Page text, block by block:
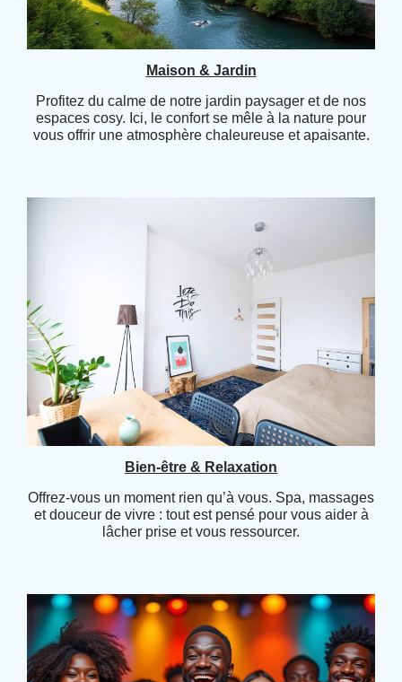
Maison & Jardin
Profitez du calme de notre jardin paysager et de nos
espaces cosy. Ici, le confort se mêle à la nature pour
vous offrir une atmosphère chaleureuse et apaisante.
Bien-être & Relaxation
Offrez-vous un moment rien qu’à vous. Spa, massages
et douceur de vivre : tout est pensé pour vous aider à
lâcher prise et vous ressourcer.